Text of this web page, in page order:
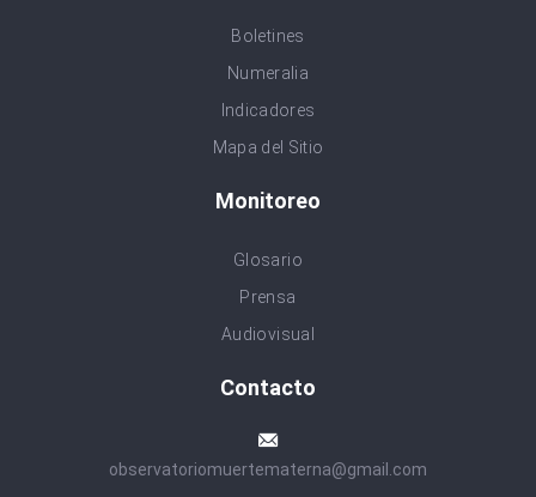
Boletines
Numeralia
Indicadores
Mapa del Sitio
Monitoreo
Glosario
Prensa
Audiovisual
Contacto
observatoriomuertematerna@gmail.com